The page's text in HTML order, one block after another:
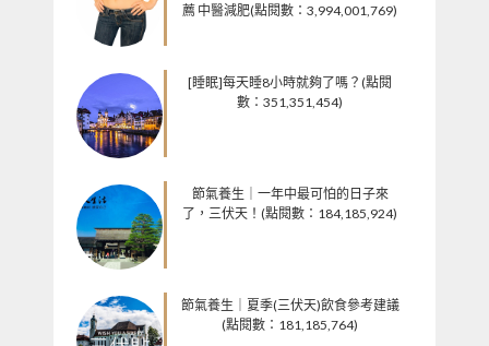
薦 中醫減肥(點閱數：3,994,001,769)
[睡眠]每天睡8小時就夠了嗎？(點閱
數：351,351,454)
節氣養生｜一年中最可怕的日子來
了，三伏天！(點閱數：184,185,924)
節氣養生｜夏季(三伏天)飲食參考建議
(點閱數：181,185,764)